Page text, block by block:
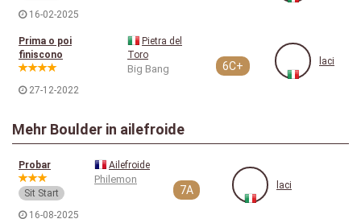
16-02-2025
Prima o poi
finiscono
27-12-2022
Pietra del
Toro
Big Bang 6C+ laci
Mehr Boulder in ailefroide
Probar
Sit Start
16-08-2025
Ailefroide
Philemon
7A laci